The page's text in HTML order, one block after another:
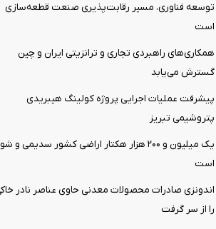
توسعه فناوری، مسیر رقابت‌پذیری صنعت قطعه‌سازی
است
همکاری‌های راهبردی تجاری و ترانزیتی ایران و چین
گسترش می‌یابد
پیشرفت عملیات اجرایی پروژه کولینگ هیبریدی
پتروشیمی تبریز
یک میلیون و ۲۰۰ هزار هکتار اراضی کشور سدیمی و
است
اندونزی صادرات محصولات معدنی حاوی عناصر نادر
را از سر گرفت